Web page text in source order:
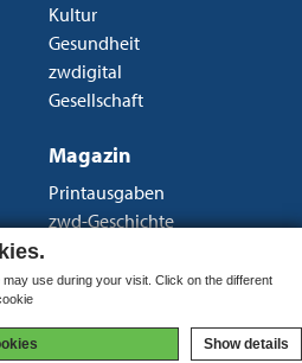
Kultur
Gesundheit
zwdigital
Gesellschaft
Magazin
Printausgaben
zwd-Geschichte
use during your visit. Click on the different
Show details